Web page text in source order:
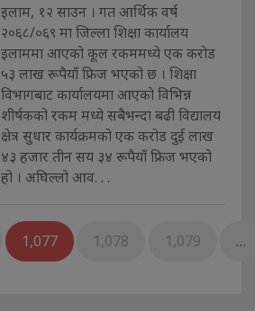
इलाम, १२ साउन । गत आर्थिक वर्ष
२०६८/०६९ मा जिल्ला शिक्षा कार्यालय
इलाममा आएको कूल रकममध्ये एक करोड
५३ लाख रूपैयाँ फ्रिज भएको छ । शिक्षा
विभागबाट कार्यालयमा आएको विभिन्न
शीर्षकको रकम मध्ये सबैभन्दा बढी विद्यालय
क्षेत्र सुधार कार्यक्रमको एक करोड दुई लाख
४३ हजार तीन सय ३४ रूपैयाँ फ्रिज भएको
हो । अघिल्लो आव. . .
1,077 1,078 1,079 …